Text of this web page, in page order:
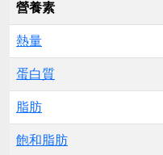
營養素
熱量
蛋白質
脂肪
飽和脂肪